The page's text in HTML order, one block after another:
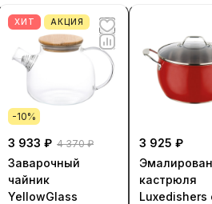
ХИТ АКЦИЯ
-10%
3 933 ₽ 4 370 ₽
Заварочный
чайник
YellowGlass
3 925 ₽
кастрюля
Luxedishers